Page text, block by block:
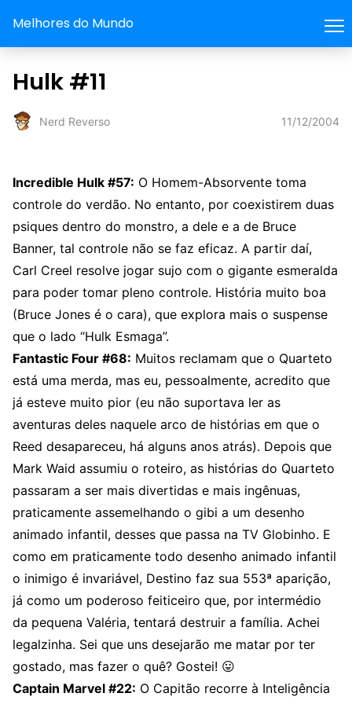
Melhores do Mundo
Hulk #11
Nerd Reverso 11/12/2004
Incredible Hulk #57: O Homem-Absorvente toma
controle do verdão. No entanto, por coexistirem duas
psiques dentro do monstro, a dele e a de Bruce
Banner, tal controle não se faz eficaz. A partir daí,
Carl Creel resolve jogar sujo com o gigante esmeralda
para poder tomar pleno controle. História muito boa
(Bruce Jones é o cara), que explora mais o suspense
que o lado “Hulk Esmaga”.
Fantastic Four #68: Muitos reclamam que o Quarteto
está uma merda, mas eu, pessoalmente, acredito que
já esteve muito pior (eu não suportava ler as
aventuras deles naquele arco de histórias em que o
Reed desapareceu, há alguns anos atrás). Depois que
Mark Waid assumiu o roteiro, as histórias do Quarteto
passaram a ser mais divertidas e mais ingênuas,
praticamente assemelhando o gibi a um desenho
animado infantil, desses que passa na TV Globinho. E
como em praticamente todo desenho animado infantil
o inimigo é invariável, Destino faz sua 553ª aparição,
já como um poderoso feiticeiro que, por intermédio
da pequena Valéria, tentará destruir a família. Achei
legalzinha. Sei que uns desejarão me matar por ter
gostado, mas fazer o quê? Gostei! 😛
Captain Marvel #22: O Capitão recorre à Inteligência